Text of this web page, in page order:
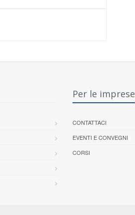
Per le imprese
CONTATTACI
EVENTI E CONVEGNI
CORSI